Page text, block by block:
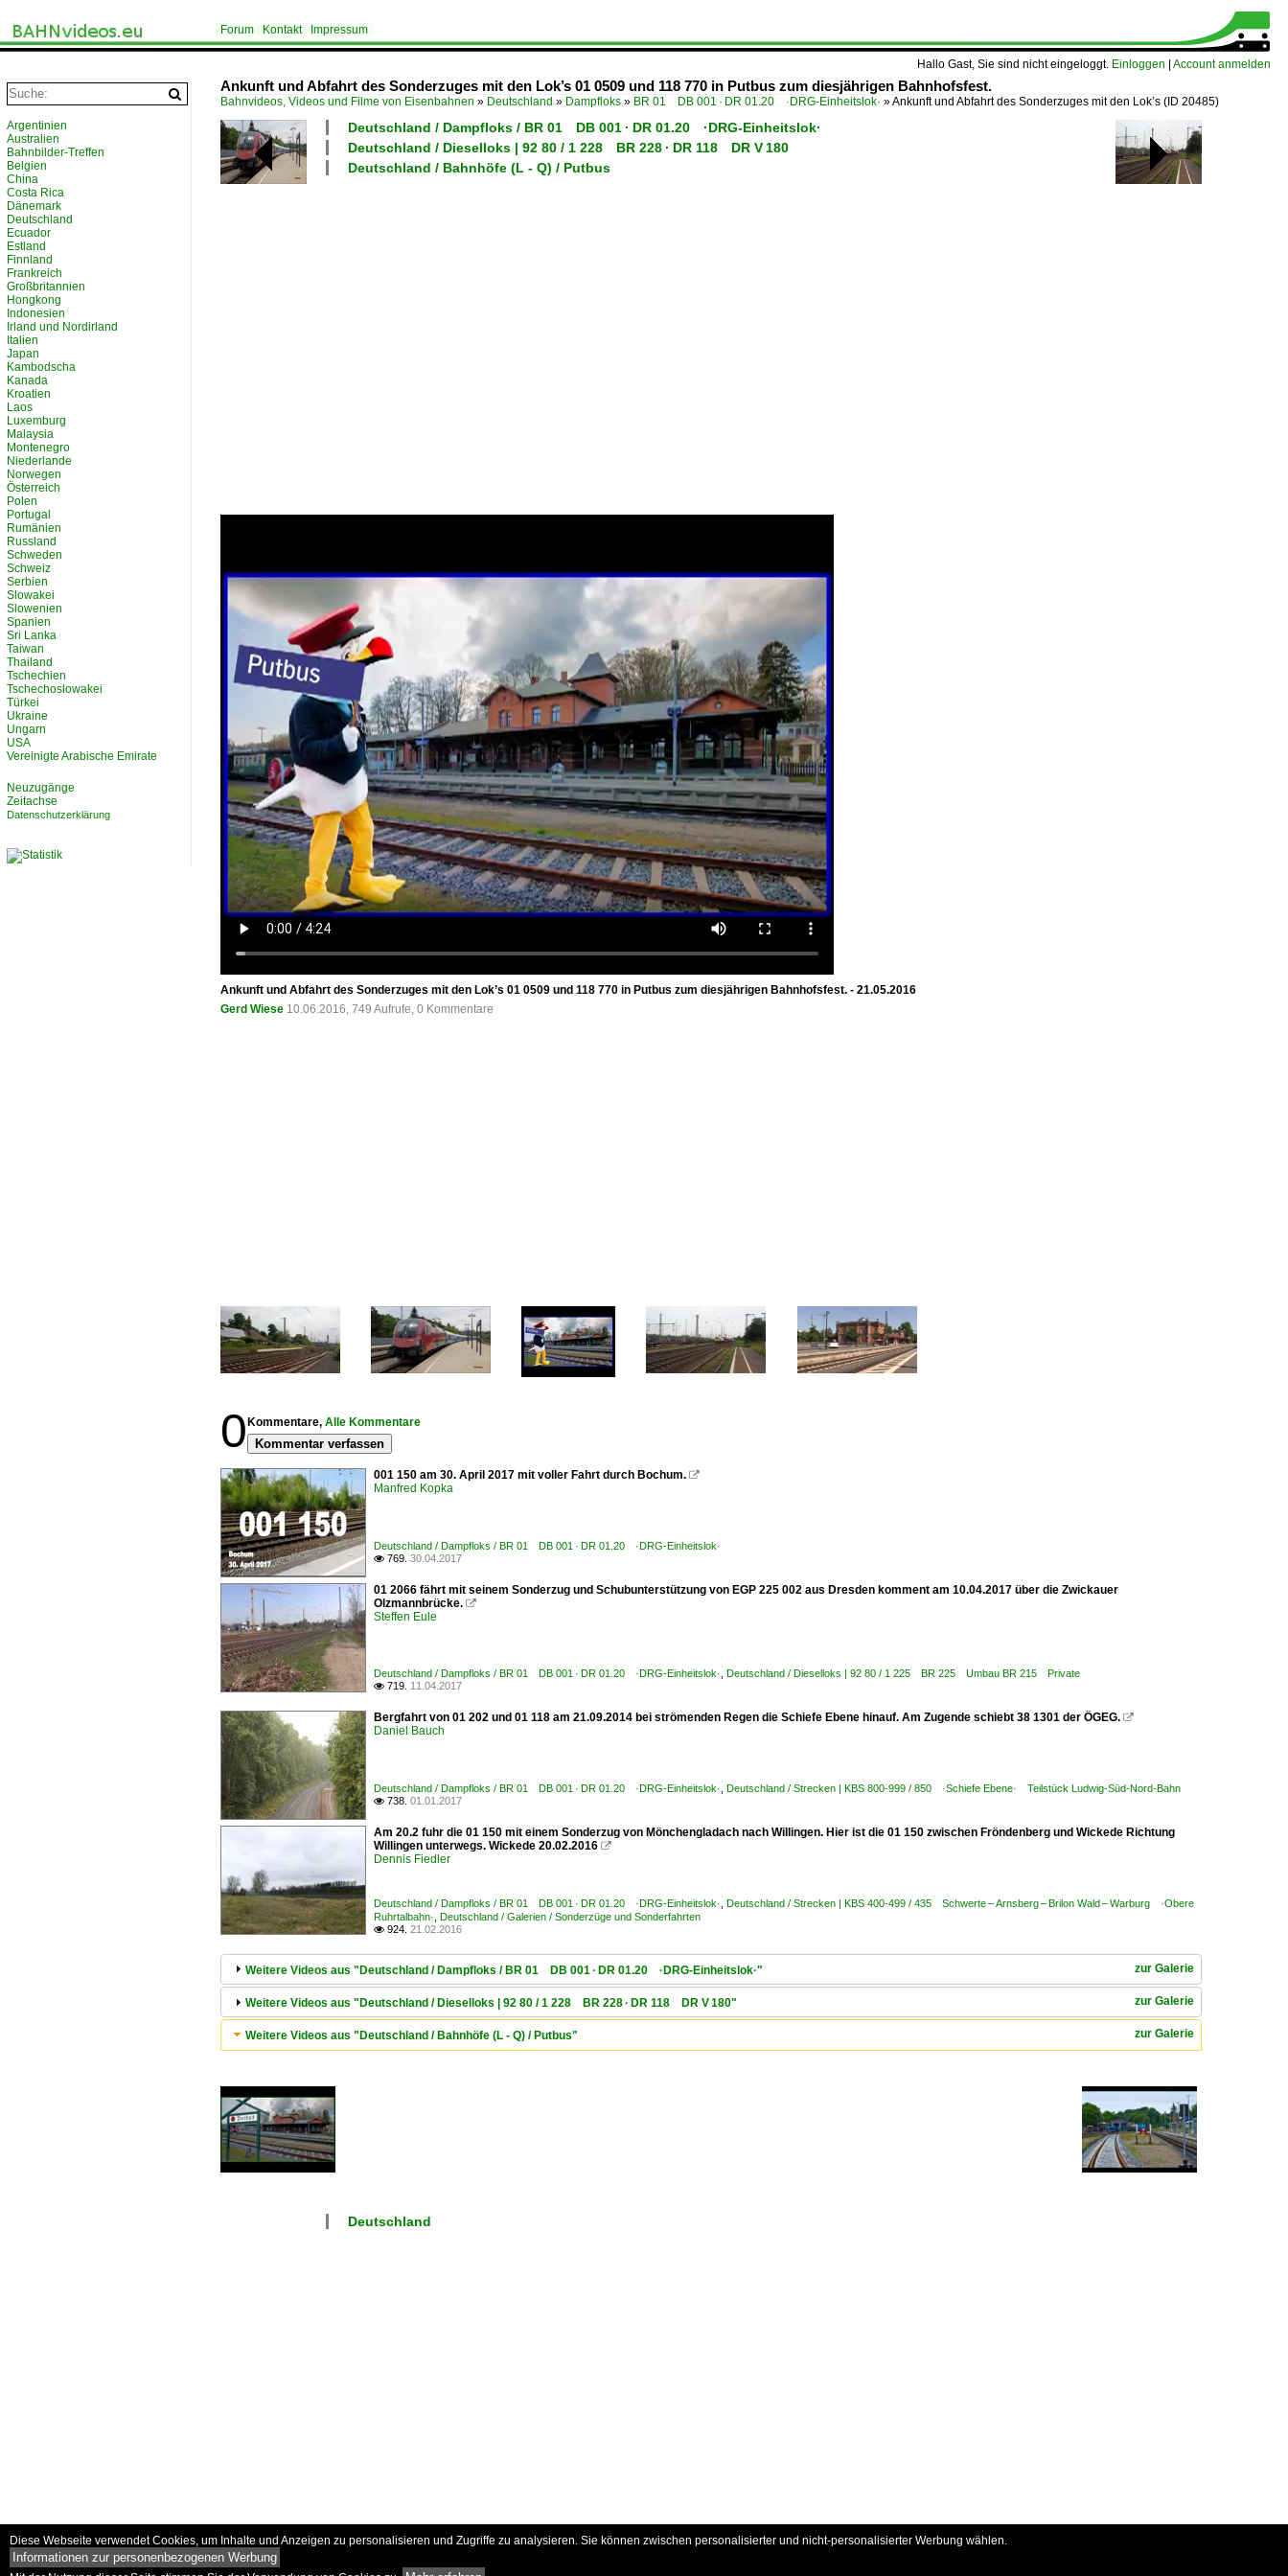
Hallo Gast, Sie sind nicht eingeloggt. Einloggen Account anmelden
Forum Kontakt Impressum
Ankunft und Abfahrt des Sonderzuges mit den Lok’s 01 0509 und 118 770 in Putbus zum diesjährigen Bahnhofsfest.
Bahnvideos, Videos und Filme von Eisenbahnen » Deutschland » Dampfloks » BR 01 DB 001 · DR 01.20 ·DRG-Einheitslok· »Ankunft und Abfahrt des Sonderzuges mit den Lok’s (ID 20485)
Deutschland / Dampfloks / BR 01 DB 001 · DR 01.20 ·DRG-Einheitslok·
Deutschland / Dieselloks | 92 80 / 1 228 BR 228 · DR 118 DR V 180
Deutschland / Bahnhöfe (L - Q) / Putbus
Ankunft und Abfahrt des Sonderzuges mit den Lok’s 01 0509 und 118 770 in Putbus zum diesjährigen Bahnhofsfest. - 21.05.2016
Gerd Wiese 10.06.2016, 749 Aufrufe, 0 Kommentare
0 Kommentare, Alle Kommentare
Kommentar verfassen
001 150 am 30. April 2017 mit voller Fahrt durch Bochum. 
Manfred Kopka
Deutschland / Dampfloks / BR 01 DB 001 · DR 01.20 ·DRG-Einheitslok·
 769. 30.04.2017
01 2066 fährt mit seinem Sonderzug und Schubunterstützung von EGP 225 002 aus Dresden komment am 10.04.2017 über die Zwickauer
Olzmannbrücke. 
Steffen Eule
Deutschland / Dampfloks / BR 01 DB 001 · DR 01.20 ·DRG-Einheitslok· Deutschland / Dieselloks | 92 80 / 1 225 BR 225 Umbau BR 215 Private
 719. 11.04.2017
Bergfahrt von 01 202 und 01 118 am 21.09.2014 bei strömenden Regen die Schiefe Ebene hinauf. Am Zugende schiebt 38 1301 der ÖGEG. 
Daniel Bauch
Deutschland / Dampfloks / BR 01 DB 001 · DR 01.20 ·DRG-Einheitslok· Deutschland / Strecken | KBS 800-999 / 850 ·Schiefe Ebene· Teilstück Ludwig-Süd-Nord-Bahn
 738. 01.01.2017
Am 20.2 fuhr die 01 150 mit einem Sonderzug von Mönchengladach nach Willingen. Hier ist die 01 150 zwischen Fröndenberg und Wickede Richtung
Willingen unterwegs. Wickede 20.02.2016 
Dennis Fiedler
Deutschland / Dampfloks / BR 01 DB 001 · DR 01.20 ·DRG-Einheitslok· Deutschland / Strecken | KBS 400-499 / 435 Schwerte – Arnsberg – Brilon Wald – Warburg ·Obere
Ruhrtalbahn· Deutschland / Galerien / Sonderzüge und Sonderfahrten
 924. 21.02.2016
zur Galerie
Weitere Videos aus "Deutschland / Dampfloks / BR 01 DB 001 · DR 01.20 ·DRG-Einheitslok·"
zur Galerie
Weitere Videos aus "Deutschland / Dieselloks | 92 80 / 1 228 BR 228 · DR 118 DR V 180"
zur Galerie
Weitere Videos aus "Deutschland / Bahnhöfe (L - Q) / Putbus"
Deutschland
Argentinien
Australien
Bahnbilder-Treffen
Belgien
China
Costa Rica
Dänemark
Deutschland
Ecuador
Estland
Finnland
Frankreich
Großbritannien
Hongkong
Indonesien
Irland und Nordirland
Italien
Japan
Kambodscha
Kanada
Kroatien
Laos
Luxemburg
Malaysia
Montenegro
Niederlande
Norwegen
Österreich
Polen
Portugal
Rumänien
Russland
Schweden
Schweiz
Serbien
Slowakei
Slowenien
Spanien
Sri Lanka
Taiwan
Thailand
Tschechien
Tschechoslowakei
Türkei
Ukraine
Ungarn
USA
Vereinigte Arabische Emirate
Neuzugänge
Zeitachse
Datenschutzerklärung
Diese Webseite verwendet Cookies, um Inhalte und Anzeigen zu personalisieren und Zugriffe zu analysieren. Sie können zwischen personalisierter und nicht-personalisierter Werbung wählen.
Informationen zur personenbezogenen Werbung